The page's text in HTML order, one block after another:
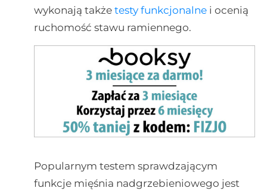
wykonają także testy funkcjonalnei ocenią
ruchomość stawu ramiennego.
Popularnym testem sprawdzającym
funkcje mięśnia nadgrzebieniowego jest